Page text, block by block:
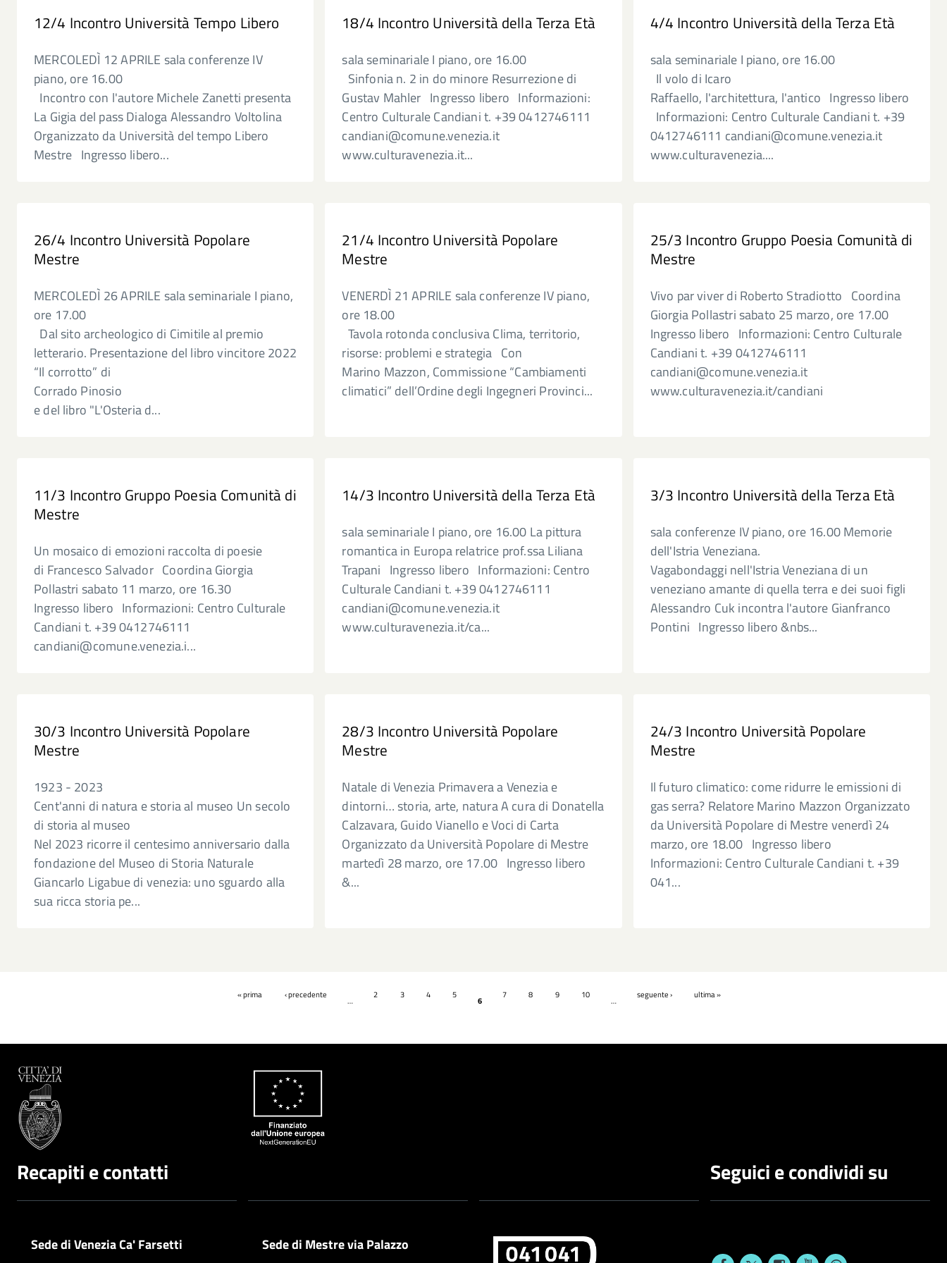
12/4 Incontro Università Tempo Libero
MERCOLEDÌ 12 APRILE sala conferenze IV
piano, ore 16.00
Incontro con l'autore Michele Zanetti presenta
La Gigia del pass Dialoga Alessandro Voltolina
Organizzato da Università del tempo Libero
Mestre Ingresso libero...
18/4 Incontro Università della Terza Età
sala seminariale I piano, ore 16.00
Sinfonia n. 2 in do minore Resurrezione di
Gustav Mahler Ingresso libero Informazioni:
Centro Culturale Candiani t. +39 0412746111
candiani@comune.venezia.it
www.culturavenezia.it...
4/4 Incontro Università della Terza Età
sala seminariale I piano, ore 16.00
Il volo di Icaro
Raffaello, l'architettura, l'antico Ingresso libero
Informazioni: Centro Culturale Candiani t. +39
0412746111 candiani@comune.venezia.it
www.culturavenezia....
26/4 Incontro Università Popolare
Mestre
MERCOLEDÌ 26 APRILE sala seminariale I piano,
ore 17.00
Dal sito archeologico di Cimitile al premio
letterario. Presentazione del libro vincitore 2022
“Il corrotto” di
Corrado Pinosio
e del libro "L'Osteria d...
21/4 Incontro Università Popolare
Mestre
VENERDÌ 21 APRILE sala conferenze IV piano,
ore 18.00
Tavola rotonda conclusiva Clima, territorio,
risorse: problemi e strategia Con
Marino Mazzon, Commissione “Cambiamenti
climatici” dell’Ordine degli Ingegneri Provinci...
25/3 Incontro Gruppo Poesia Comunità di
Mestre
Vivo par viver di Roberto Stradiotto Coordina
Giorgia Pollastri sabato 25 marzo, ore 17.00
Ingresso libero Informazioni: Centro Culturale
Candiani t. +39 0412746111
candiani@comune.venezia.it
www.culturavenezia.it/candiani
11/3 Incontro Gruppo Poesia Comunità di
Mestre
Un mosaico di emozioni raccolta di poesie
di Francesco Salvador Coordina Giorgia
Pollastri sabato 11 marzo, ore 16.30
Ingresso libero Informazioni: Centro Culturale
Candiani t. +39 0412746111
candiani@comune.venezia.i...
14/3 Incontro Università della Terza Età
sala seminariale I piano, ore 16.00 La pittura
romantica in Europa relatrice prof.ssa Liliana
Trapani Ingresso libero Informazioni: Centro
Culturale Candiani t. +39 0412746111
candiani@comune.venezia.it
www.culturavenezia.it/ca...
3/3 Incontro Università della Terza Età
sala conferenze IV piano, ore 16.00 Memorie
dell'Istria Veneziana.
Vagabondaggi nell'Istria Veneziana di un
veneziano amante di quella terra e dei suoi figli
Alessandro Cuk incontra l'autore Gianfranco
Pontini Ingresso libero &nbs...
30/3 Incontro Università Popolare
Mestre
1923 - 2023
Cent'anni di natura e storia al museo Un secolo
di storia al museo
Nel 2023 ricorre il centesimo anniversario dalla
fondazione del Museo di Storia Naturale
Giancarlo Ligabue di venezia: uno sguardo alla
sua ricca storia pe...
28/3 Incontro Università Popolare
Mestre
Natale di Venezia Primavera a Venezia e
dintorni… storia, arte, natura A cura di Donatella
Calzavara, Guido Vianello e Voci di Carta
Organizzato da Università Popolare di Mestre
martedì 28 marzo, ore 17.00 Ingresso libero
&...
24/3 Incontro Università Popolare
Mestre
Il futuro climatico: come ridurre le emissioni di
gas serra? Relatore Marino Mazzon Organizzato
da Università Popolare di Mestre venerdì 24
marzo, ore 18.00 Ingresso libero
Informazioni: Centro Culturale Candiani t. +39
041...
Pagine
« prima ‹ precedente
…
2 3 4 5
6
7 8 9 10
…
seguente › ultima »
Recapiti e contatti
Sede di Venezia Ca' Farsetti Sede di Mestre via Palazzo
Seguici e condividi su